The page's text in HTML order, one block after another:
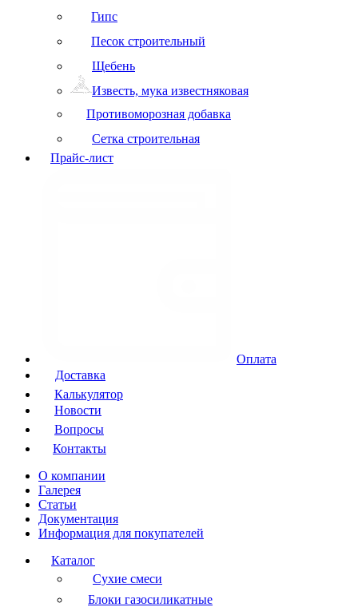
Гипс
Песок строительный
Щебень
Известь, мука известняковая
Противоморозная добавка
Сетка строительная
Прайс-лист
Оплата
Доставка
Калькулятор
Новости
Вопросы
Контакты
О компании
Галерея
Статьи
Документация
Информация для покупателей
Каталог
Сухие смеси
Блоки газосиликатные